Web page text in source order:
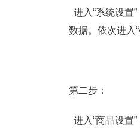
进入“系统设置
数据。依次进入
第二步：
进入“商品设置